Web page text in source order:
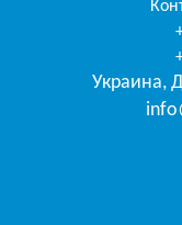
Украина,